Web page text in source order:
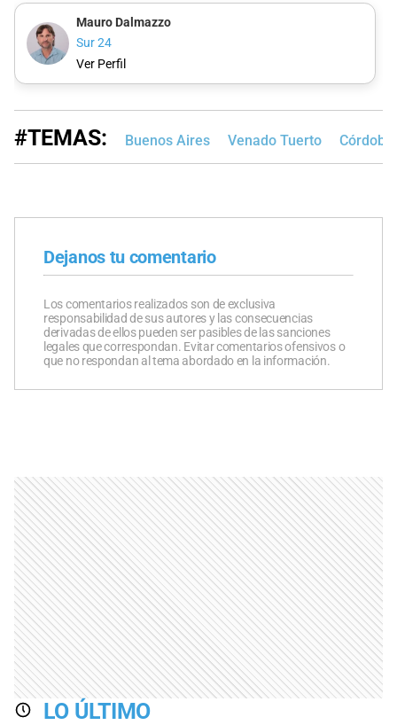
Mauro Dalmazzo
Sur 24
Ver Perfil
#TEMAS: Buenos Aires Venado Tuerto Córdoba
Dejanos tu comentario
Los comentarios realizados son de exclusiva
responsabilidad de sus autores y las consecuencias
derivadas de ellos pueden ser pasibles de las sanciones
legales que correspondan. Evitar comentarios ofensivos o
que no respondan al tema abordado en la información.
LO ÚLTIMO